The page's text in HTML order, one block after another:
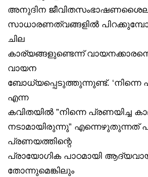
അനുദിന
സാധാരണത്വങ്ങളിൽ
ചില
കാര്യങ്ങളുണ്ടെന്ന്
വായന
ബോധ്യപ്പെടുത്തുന്നുണ്ട്. ‘നിന്നെ
എന്ന
കവിതയിൽ ”നിന്നെ പ്രണയിച്ച
നടാമായിരുന്നു”
പ്രണയത്തിന്റെ
പ്രായോഗിക പാഠമായി
തോന്നുമെങ്കിലും